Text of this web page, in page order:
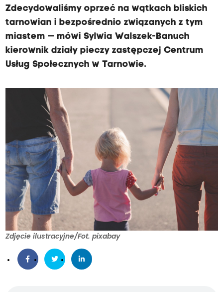
Zdecydowaliśmy oprzeć na wątkach bliskich
tarnowian i bezpośrednio związanych z tym
miastem — mówi Sylwia Walszek-Banuch
kierownik działy pieczy zastępczej Centrum
Usług Społecznych w Tarnowie.
Zdjęcie ilustracyjne/Fot. pixabay